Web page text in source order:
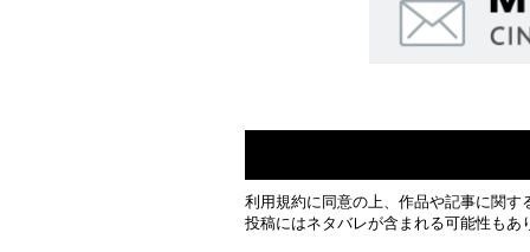
利用規約に同意の上、作品や記事に関
投稿にはネタバレが含まれる可能性も